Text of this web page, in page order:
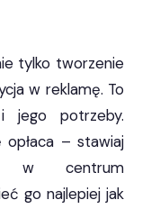
tylko tworzenie
w reklamę. To
jego potrzeby.
opłaca – stawiaj
w centrum
go najlepiej jak